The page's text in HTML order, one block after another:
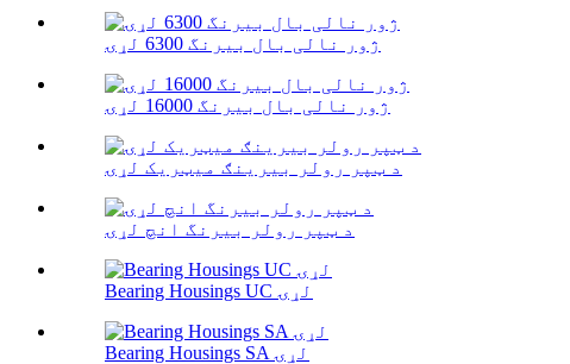
ژور نالی بال بیرنگ 6300 لړۍ
ژور نالی بال بیرنگ 16000 لړۍ
د ټپر رولر بیرینګ میټریک لړۍ
د ټپر رولر بیرنگ انچ لړۍ
Bearing Housings UC لړۍ
Bearing Housings SA لړۍ